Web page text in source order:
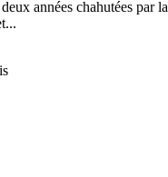
années chahutées par